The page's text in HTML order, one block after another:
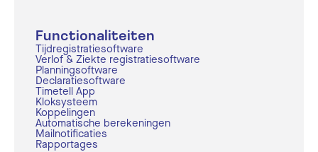
Functionaliteiten
Tijdregistratiesoftware
Verlof & Ziekte registratiesoftware
Planningsoftware
Declaratiesoftware
Timetell App
Kloksysteem
Koppelingen
Automatische berekeningen
Mailnotificaties
Rapportages